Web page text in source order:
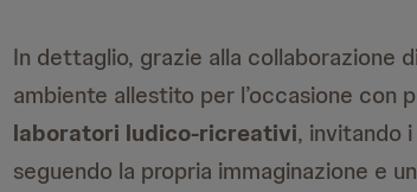
In dettaglio, grazie alla collaborazione
ambiente allestito per l’occasione con
laboratori ludico-ricreativi, invitando
seguendo la propria immaginazione e